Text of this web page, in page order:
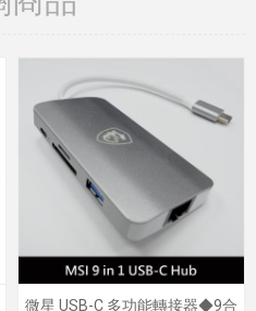
微星 USB-C 多功能轉接器◆9合